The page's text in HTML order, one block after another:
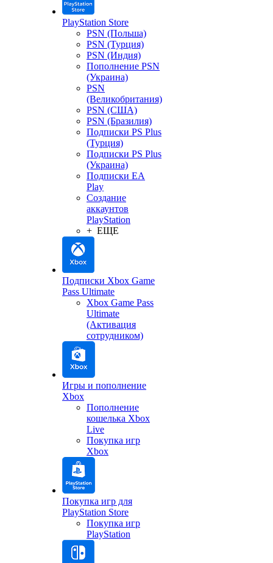
PlayStation Store
PSN (Польша)
PSN (Турция)
PSN (Индия)
Пополнение PSN
(Украина)
PSN
(Великобритания)
PSN (США)
PSN (Бразилия)
Подписки PS Plus
(Турция)
Подписки PS Plus
(Украина)
Подписки EA
Play
Создание
аккаунтов
PlayStation
+ ЕЩЕ
Подписки Xbox Game
Pass Ultimate
Xbox Game Pass
Ultimate
(Активация
сотрудником)
Игры и пополнение
Xbox
Пополнение
кошелька Xbox
Live
Покупка игр
Xbox
Покупка игр для
PlayStation Store
Покупка игр
PlayStation